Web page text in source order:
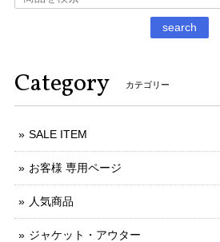
search
Category カテゴリー
SALE ITEM
お客様 専用ページ
人気商品
ジャケット・アウター